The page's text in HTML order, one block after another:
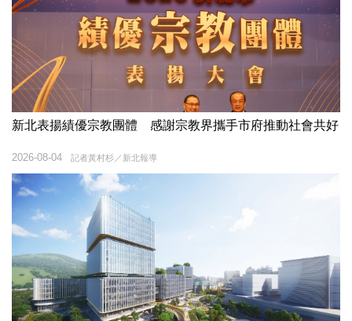
新北表揚績優宗教團體 感謝宗教界攜手市府推動社會共好
記者黃村杉／新北報導
2026-08-04